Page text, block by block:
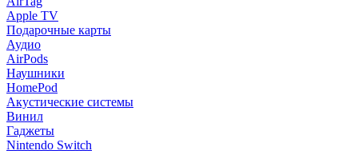
Apple TV
Подарочные карты
Аудио
AirPods
Наушники
HomePod
Акустические системы
Винил
Гаджеты
Nintendo Switch